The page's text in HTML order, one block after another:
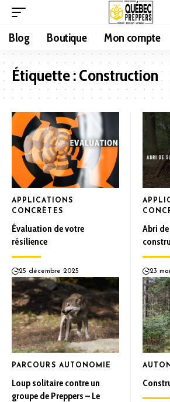
Blog Boutique Mon compte
Étiquette :Construction
APPLICATIONS
CONCRÈTES
Évaluation de votre
résilience
25 décembre 2025
Abri de
23
PARCOURS AUTONOMIE
Loup solitaire contre un
groupe de Preppers – Le